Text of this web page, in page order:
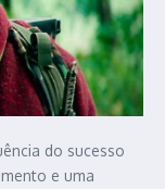
do sucesso
e uma